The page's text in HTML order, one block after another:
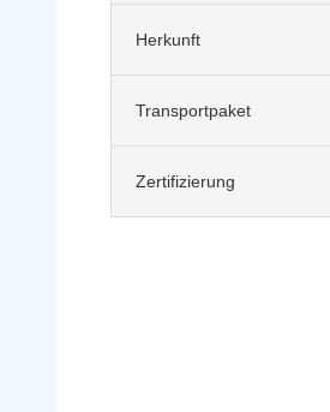
Herkunft
Transportpaket
Zertifizierung